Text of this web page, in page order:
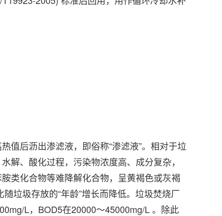
值后沥出渗滤液，即俗称“渗滤液”。相对于垃
解、酸化过程，污染物浓度高、成分复杂，
类化合物等难降解化合物，呈黄褐色或灰褐
垃圾存放的“年龄”增长而降低。垃圾焚烧厂
L，BOD5在20000～45000mg/L 。除此